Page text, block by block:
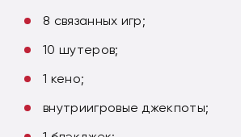
8 связанных игр;
10 шутеров;
1 кено;
внутриигровые джекпоты;